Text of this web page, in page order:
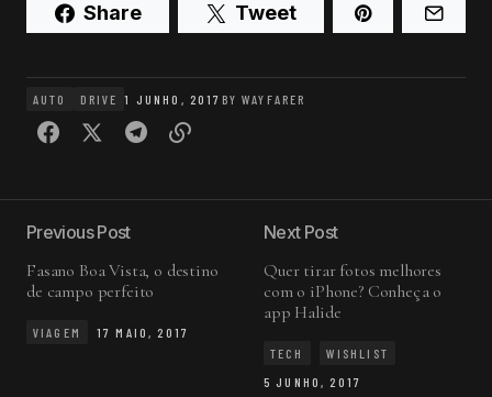
Share Tweet
AUTO DRIVE 1 JUNHO, 2017 BY WAYFARER
Previous Post
Fasano Boa Vista, o destino
de campo perfeito
VIAGEM 17 MAIO, 2017
Next Post
Quer tirar fotos melhores
com o iPhone? Conheça o
app Halide
TECH
WISHLIST
5 JUNHO, 2017